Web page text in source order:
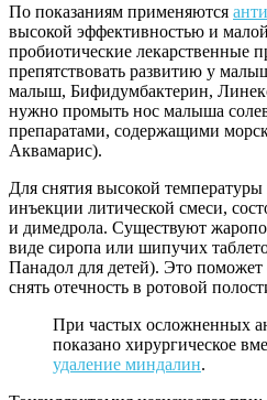
По показаниям применяются
высокой эффективностью и
пробиотические лекарственные
препятствовать развитию у
малыш, Бифидумбактерин,
нужно промыть нос малыша
препаратами, содержащими
Аквамарис).
Для снятия высокой температуры
инъекции литической смеси,
и димедрола. Существуют
виде сиропа или шипучих
Панадол для детей). Это поможет
снять отечность в ротовой
При частых осложненных
показано хирургическое
удаление миндалин.